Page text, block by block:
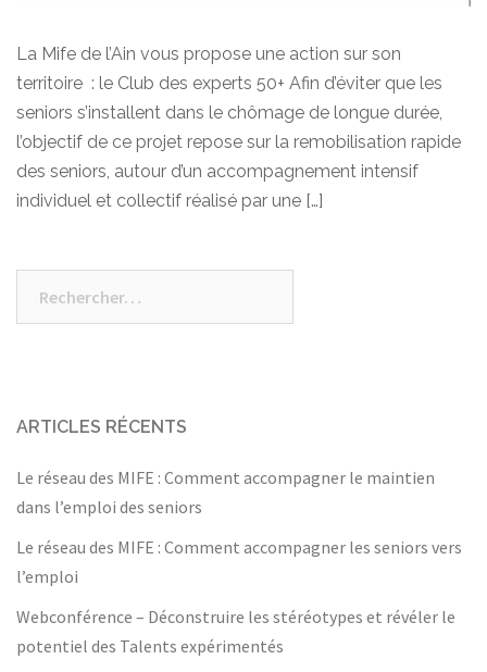
La Mife de l’Ain vous propose une action sur son
territoire : le Club des experts 50+ Afin d’éviter que les
seniors s’installent dans le chômage de longue durée,
l’objectif de ce projet repose sur la remobilisation rapide
des seniors, autour d’un accompagnement intensif
individuel et collectif réalisé par une […]
ARTICLES RÉCENTS
Le réseau des MIFE : Comment accompagner le maintien
dans l’emploi des seniors
Le réseau des MIFE : Comment accompagner les seniors vers
l’emploi
Webconférence – Déconstruire les stéréotypes et révéler le
potentiel des Talents expérimentés